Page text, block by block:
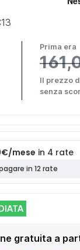
Prima era
Il prezzo
senza
gratuita a